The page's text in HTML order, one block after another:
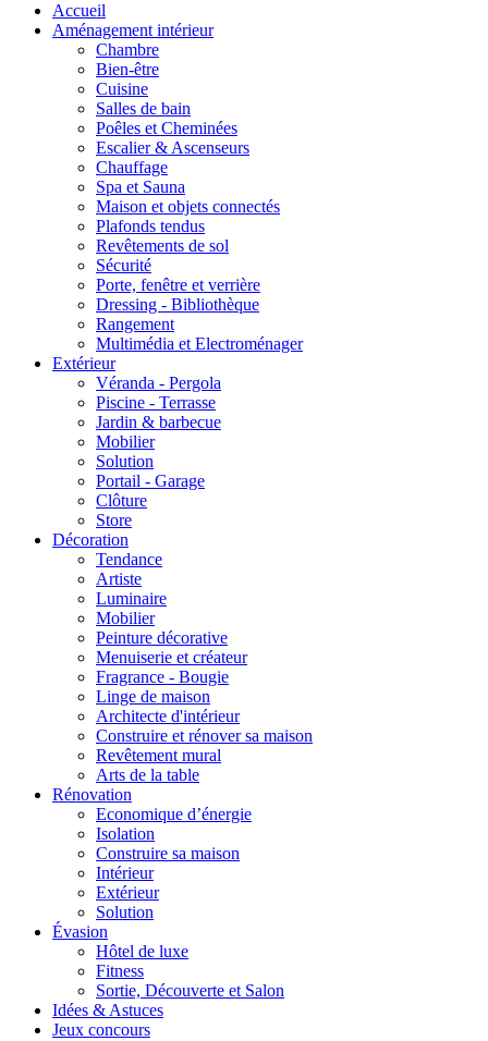
Accueil
Aménagement intérieur
Chambre
Bien-être
Cuisine
Salles de bain
Poêles et Cheminées
Escalier & Ascenseurs
Chauffage
Spa et Sauna
Maison et objets connectés
Plafonds tendus
Revêtements de sol
Sécurité
Porte, fenêtre et verrière
Dressing - Bibliothèque
Rangement
Multimédia et Electroménager
Extérieur
Véranda - Pergola
Piscine - Terrasse
Jardin & barbecue
Mobilier
Solution
Portail - Garage
Clôture
Store
Décoration
Tendance
Artiste
Luminaire
Mobilier
Peinture décorative
Menuiserie et créateur
Fragrance - Bougie
Linge de maison
Architecte d'intérieur
Construire et rénover sa maison
Revêtement mural
Arts de la table
Rénovation
Economique d’énergie
Isolation
Construire sa maison
Intérieur
Extérieur
Solution
Évasion
Hôtel de luxe
Fitness
Sortie, Découverte et Salon
Idées & Astuces
Jeux concours